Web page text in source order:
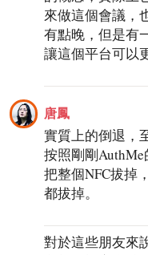
來做這個會議，
有點晚，但是有
讓這個平台可以
唐鳳
實質上的倒退，
按照剛剛
把整個NFC拔掉
都拔掉。
對於這些朋友來